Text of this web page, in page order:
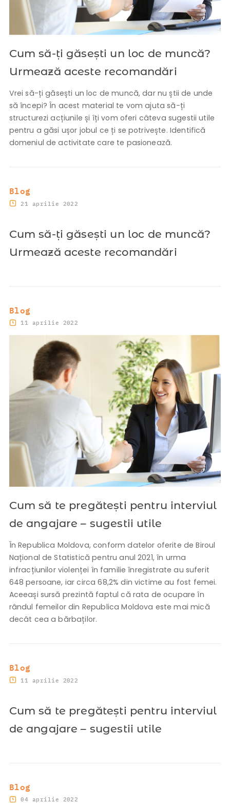
Cum să-ți găsești un loc de muncă?
Urmează aceste recomandări
Vrei să-ți găsești un loc de muncă, dar nu știi de unde
să începi? În acest material te vom ajuta să-ți
structurezi acțiunile și îți vom oferi câteva sugestii utile
pentru a găsi ușor jobul ce ți se potrivește. Identifică
domeniul de activitate care te pasionează.
Blog
21 aprilie 2022
Cum să-ți găsești un loc de muncă?
Urmează aceste recomandări
Blog
11 aprilie 2022
Cum să te pregătești pentru interviul
de angajare – sugestii utile
În Republica Moldova, conform datelor oferite de Biroul
Național de Statistică pentru anul 2021, în urma
infracțiunilor violenței în familie înregistrate au suferit
648 persoane, iar circa 68,2% din victime au fost femei.
Aceeași sursă prezintă faptul că rata de ocupare în
rândul femeilor din Republica Moldova este mai mică
decât cea a bărbaților.
Blog
11 aprilie 2022
Cum să te pregătești pentru interviul
de angajare – sugestii utile
Blog
04 aprilie 2022